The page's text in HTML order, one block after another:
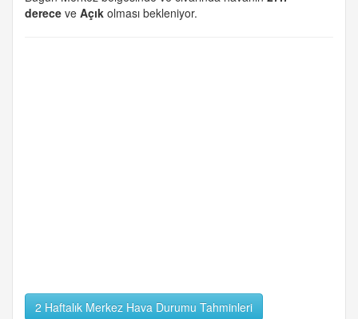
derece ve Açık olması bekleniyor.
2 Haftalık Merkez Hava Durumu Tahminleri